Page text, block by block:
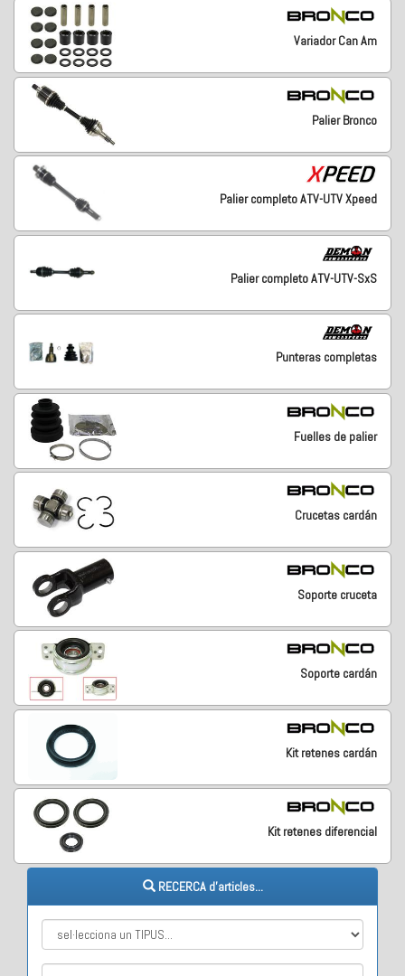
Variador Can Am
Palier Bronco
Palier completo ATV-UTV Xpeed
Palier completo ATV-UTV-SxS
Punteras completas
Fuelles de palier
Crucetas cardán
Soporte cruceta
Soporte cardán
Kit retenes cardán
Kit retenes diferencial
RECERCA d'articles...